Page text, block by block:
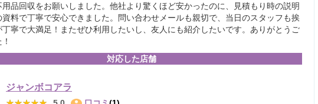
品回収をお願いしました。他社より驚くほど安かったのに、見積もり時の説明
資料で丁寧で安心できました。問い合わせメールも親切で、当日のスタッフも挨
丁寧で大満足！またぜひ利用したいし、友人にも紹介したいです。ありがとうご
対応した店舗
ジャンボコアラ